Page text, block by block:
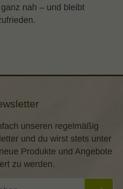
nah – und bleibt
unseren regelmäßig
und du wirst stets unter
Produkte und Angebote
zu werden.